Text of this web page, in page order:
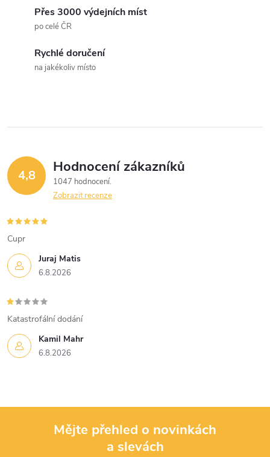
Přes 3000 výdejních míst
po celé ČR
Rychlé doručení
na jakékoliv místo
4,8 Hodnocení zákazníků
1047 hodnocení
Zobrazit recenze
Juraj Matis
6.8.2026
Cupr
Kamil Mahr
6.8.2026
Katastrofální dodání
Mějte přehled o novinkách
a slevách